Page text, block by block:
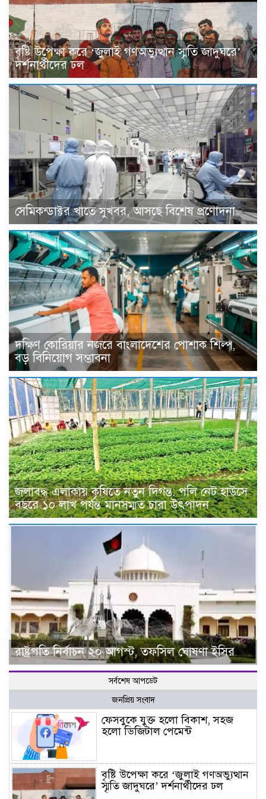
বৃষ্টি উপেক্ষা করে ‘জুলাই গণঅভ্যুত্থান স্মৃতি জাদুঘরে’
দর্শনার্থীদের ঢল
সেমিকন্ডাক্টর খাতে সুখবর, আসছে বিশেষ প্রণোদনা
দক্ষিণ কোরিয়ার নজরে বাংলাদেশের পোশাক শিল্প,
বড় বিনিয়োগ সম্ভাবনা
জলাবদ্ধ এলাকায় কৃষিতে নতুন দিগন্ত: পলি নেট হাউসে
বছরে ১০ লাখ পর্যন্ত মানসম্মত চারা উৎপাদন
রাষ্ট্রপতি নির্বাচন ২০ আগস্ট, তফসিল ঘোষণা ইসির
সর্বশেষ আপডেট
জনপ্রিয় সংবাদ
ফেসবুকে যুক্ত হলো বিকাশ, সহজ
হলো ডিজিটাল পেমেন্ট
বৃষ্টি উপেক্ষা করে ‘জুলাই গণঅভ্যুত্থান
স্মৃতি জাদুঘরে’ দর্শনার্থীদের ঢল